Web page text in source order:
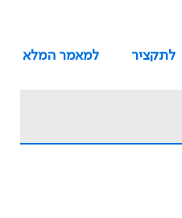
לתקציר
למאמר המלא